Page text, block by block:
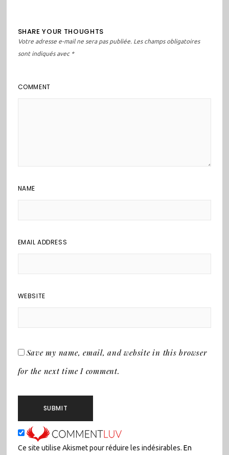
SHARE YOUR THOUGHTS
Votre adresse e-mail ne sera pas publiée. Les champs obligatoires
sont indiqués avec *
COMMENT
NAME
EMAIL ADDRESS
WEBSITE
Save my name, email, and website in this browser
for the next time I comment.
Ce site utilise Akismet pour réduire les indésirables. En